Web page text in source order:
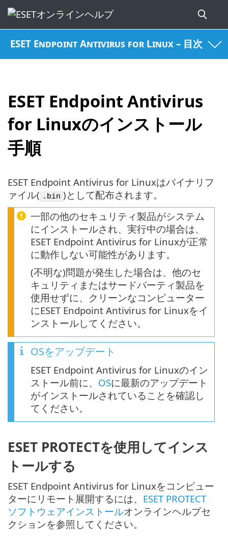
ESET Endpoint Antivirus for Linux – 目次
ESET Endpoint Antivirus
for Linuxのインストール
手順
ESET Endpoint Antivirus for Linuxはバイナリフ
ァイル( .bin )として配布されます。
一部の他のセキュリティ製品がシステム
にインストールされ、実行中の場合は、
ESET Endpoint Antivirus for Linuxが正常
に動作しない可能性があります。
(不明な)問題が発生した場合は、他のセ
キュリティまたはサードパーティ製品を
使用せずに、クリーンなコンピューター
にESET Endpoint Antivirus for Linuxをイ
ンストールしてください。
OSをアップデート
ESET Endpoint Antivirus for Linuxのイン
ストール前に、 OSに最新のアップデート
がインストールされていることを確認し
てください。
ESET PROTECTを使用してインス
トールする
ESET Endpoint Antivirus for Linuxをコンピュー
ターにリモート展開するには、 ESET PROTECT
ソフトウェアインストールオンラインヘルプセ
クションを参照してください。